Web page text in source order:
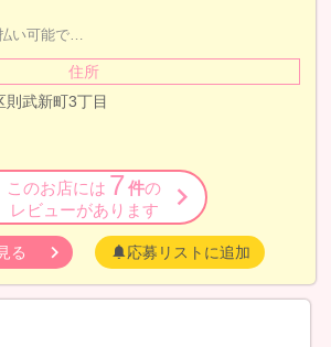
い可能で…
住所
則武新町3丁目
このお店には 7 件の
レビューがあります
る 応募リストに追加